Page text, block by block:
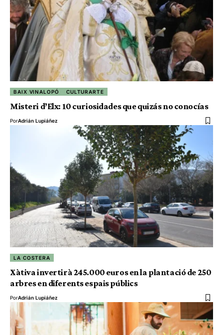
BAIX VINALOPÓ CULTURARTE
Misteri d’Elx: 10 curiosidades que quizás no conocías
PorAdrián Lupiáñez
LA COSTERA
Xàtiva invertirà 245.000 euros en la plantació de 250
arbres en diferents espais públics
PorAdrián Lupiáñez